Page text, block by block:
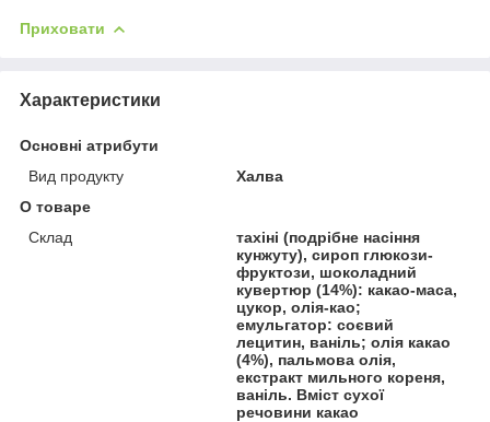
Приховати
Характеристики
Основні атрибути
Вид продукту
Халва
О товаре
Склад
тахіні (подрібне насіння
кунжуту), сироп глюкози-
фруктози, шоколадний
кувертюр (14%): какао-маса,
цукор, олія-као;
емульгатор: соєвий
лецитин, ваніль; олія какао
(4%), пальмова олія,
екстракт мильного кореня,
ваніль. Вміст сухої
речовини какао